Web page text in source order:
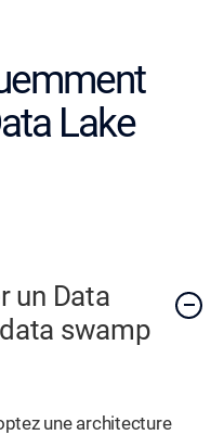
Lake
un Data
swamp
une architecture